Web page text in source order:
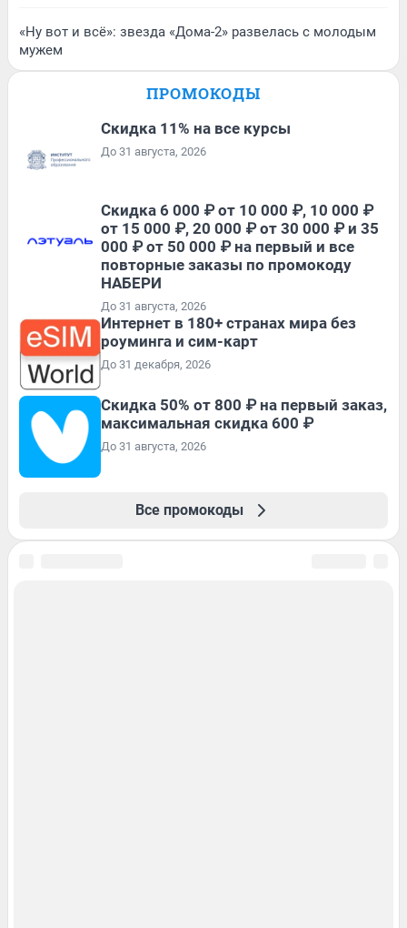
«Ну вот и всё»: звезда «Дома-2» развелась с молодым
мужем
ПРОМОКОДЫ
Скидка 11% на все курсы
До 31 августа, 2026
Скидка 6 000 ₽ от 10 000 ₽, 10 000 ₽
от 15 000 ₽, 20 000 ₽ от 30 000 ₽ и 35
000 ₽ от 50 000 ₽ на первый и все
повторные заказы по промокоду
НАБЕРИ
До 31 августа, 2026
Интернет в 180+ странах мира без
роуминга и сим-карт
До 31 декабря, 2026
Скидка 50% от 800 ₽ на первый заказ,
максимальная скидка 600 ₽
До 31 августа, 2026
Все промокоды